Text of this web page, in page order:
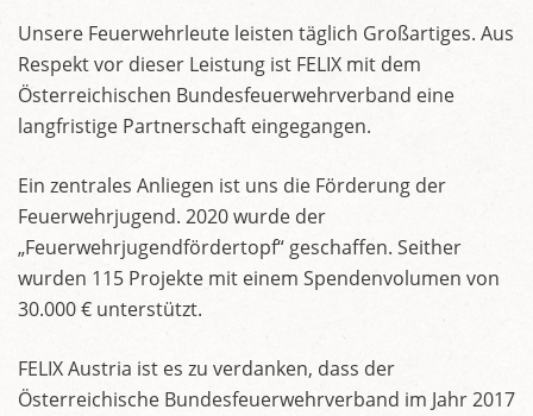
Unsere Feuerwehrleute leisten täglich Großartiges. Aus
Respekt vor dieser Leistung ist FELIX mit dem
Österreichischen Bundesfeuerwehrverband eine
langfristige Partnerschaft eingegangen.
Ein zentrales Anliegen ist uns die Förderung der
Feuerwehrjugend. 2020 wurde der
„Feuerwehrjugendfördertopf“ geschaffen. Seither
wurden 115 Projekte mit einem Spendenvolumen von
30.000 € unterstützt.
FELIX Austria ist es zu verdanken, dass der
Österreichische Bundesfeuerwehrverband im Jahr 2017